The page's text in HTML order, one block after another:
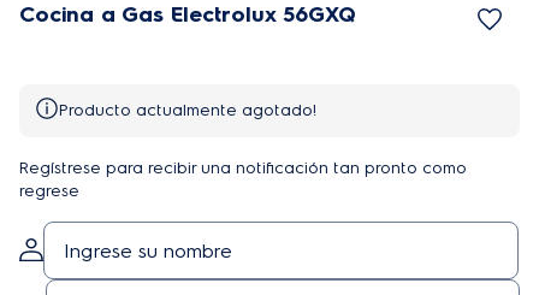
Cocina a Gas Electrolux 56GXQ
Producto actualmente agotado!
Regístrese para recibir una notificación tan pronto como
regrese